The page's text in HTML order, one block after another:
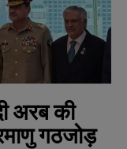
अरब की
गठजोड़